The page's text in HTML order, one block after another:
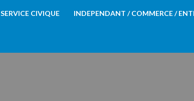
SERVICE CIVIQUE INDEPENDANT / COMMERCE /